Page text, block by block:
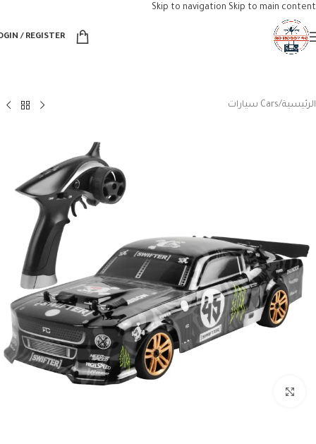
Skip to navigation Skip to main content
/ REGISTER
الرئيسية/Cars سيارات